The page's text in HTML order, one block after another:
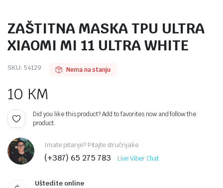
ZAŠTITNA MASKA TPU ULTRA
XIAOMI MI 11 ULTRA WHITE
SKU: 54129 Nema na stanju
10 KM
Did you like this product? Add to favorites now and follow the
product.
Imate pitanje? Pitajte stručnjake
(+387) 65 275 783 Live Viber Chat
Uštedite online